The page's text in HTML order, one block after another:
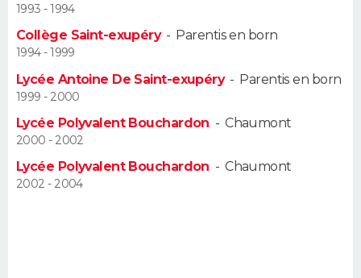
Dictionnaire
Biographies
Citations
Expressions
Proverbes
PROGRAMME TV
COPAINS D'AVANT
S'inscrire
Se connecter
Lycées
Collèges
Primaires
Universités
Entreprises
Service militaire
Avis de recherche
AVIS DE DÉCÈS
FORUM
Bricolage
Lifestyle
Culture
Sport
Auto
Television
Voyage
Cinema
1993 - 1994
Collège Saint-exupéry- Parentis en born
1994 - 1999
Lycée Antoine De Saint-exupéry- Parentis en born
1999 - 2000
Lycée Polyvalent Bouchardon -Chaumont
2000 - 2002
Lycée Polyvalent Bouchardon -Chaumont
2002 - 2004